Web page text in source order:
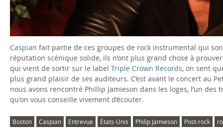
Caspian fait partie de ces groupes de rock instrumental qui
réputation scénique solide, ils n’ont plus grand chose à
qui vient de sortir sur le label Triple Crown Records, on sent
plus grand plaisir de ses auditeurs. C’est avant le concert au
nous avons rencontré Phillip Jamieson dans les loges, l’un
qu'on vous conseille vivement d’écouter.
Boston Caspian Entrevue États-Unis Philip Jamieson Post-rock